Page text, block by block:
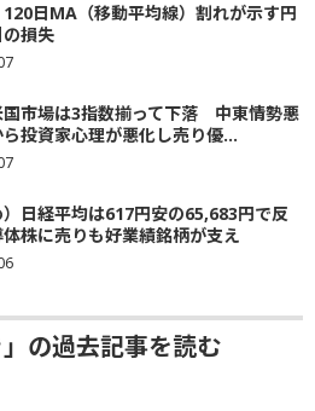
120日MA（移動平均線）割れが示す円
損失
国市場は3指数揃って下落 中東情勢悪
投資家心理が悪化し売り優...
）日経平均は617円安の65,683円で反
株に売りも好業績銘柄が支え
」の過去記事を読む